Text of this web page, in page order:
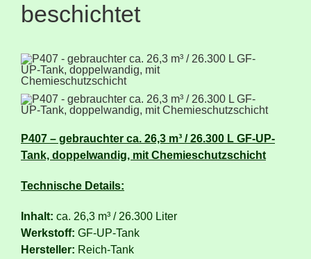
beschichtet
P407 – gebrauchter ca. 26,3 m³ / 26.300 L GF-UP-
Tank, doppelwandig, mit Chemieschutzschicht
Technische Details:
Inhalt: ca. 26,3 m³ / 26.300 Liter
Werkstoff: GF-UP-Tank
Hersteller: Reich-Tank